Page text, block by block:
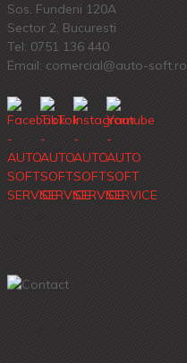
Sos. Fundeni 120A
Sector 2, Bucuresti
Tel: 0751 136 440
Email: comercial@auto-soft.ro